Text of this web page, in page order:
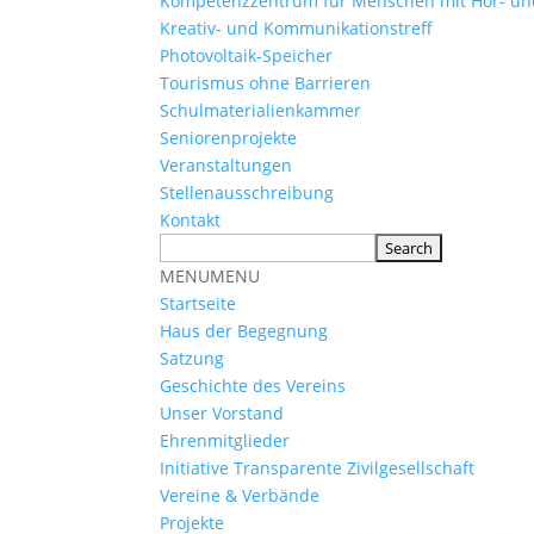
Kreativ- und Kommunikationstreff
Photovoltaik-Speicher
Tourismus ohne Barrieren
Schulmaterialienkammer
Seniorenprojekte
Veranstaltungen
Stellenausschreibung
Kontakt
MENUMENU
Startseite
Haus der Begegnung
Satzung
Geschichte des Vereins
Unser Vorstand
Ehrenmitglieder
Initiative Transparente Zivilgesellschaft
Vereine & Verbände
Projekte